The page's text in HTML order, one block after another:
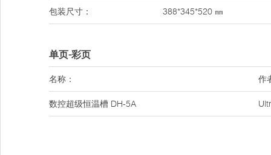
包装尺寸： 388*345*520 ㎜
单页-彩页
名称： 作
数控超级恒温槽 DH-5A